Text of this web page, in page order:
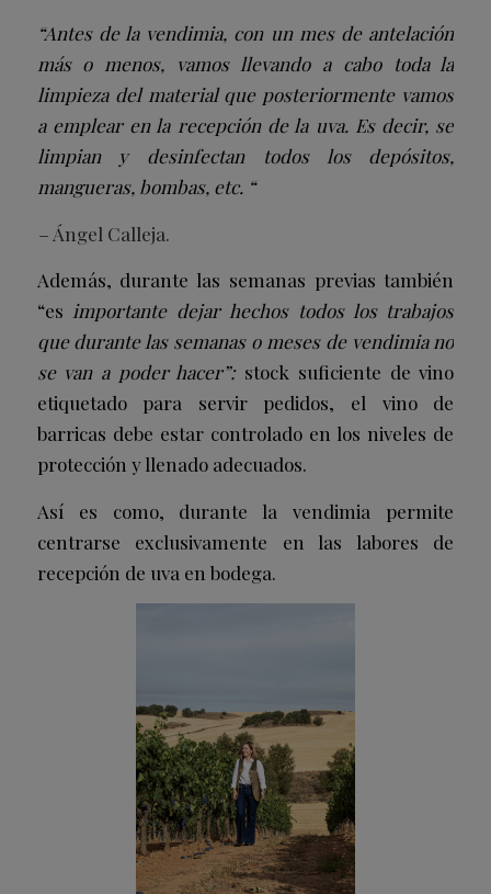
“Antes de la vendimia, con un mes de antelación
más o menos, vamos llevando a cabo toda la
limpieza del material que posteriormente vamos
a emplear en la recepción de la uva. Es decir, se
limpian y desinfectan todos los depósitos,
mangueras, bombas, etc. “
– Ángel Calleja.
Además, durante las semanas previas también
“es importante dejar hechos todos los trabajos
que durante las semanas o meses de vendimia no
se van a poder hacer”: stock suficiente de vino
etiquetado para servir pedidos, el vino de
barricas debe estar controlado en los niveles de
protección y llenado adecuados.
Así es como, durante la vendimia permite
centrarse exclusivamente en las labores de
recepción de uva en bodega.